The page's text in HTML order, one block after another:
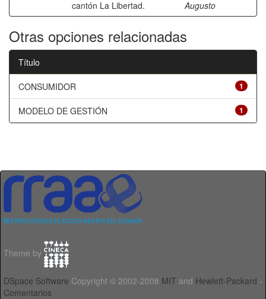
cantón La Libertad.
Augusto
Otras opciones relacionadas
Título
1
CONSUMIDOR
1
MODELO DE GESTIÓN
Theme by
DSpace Software Copyright © 2002-2008 MIT and Hewlett-Packard -
Comentarios